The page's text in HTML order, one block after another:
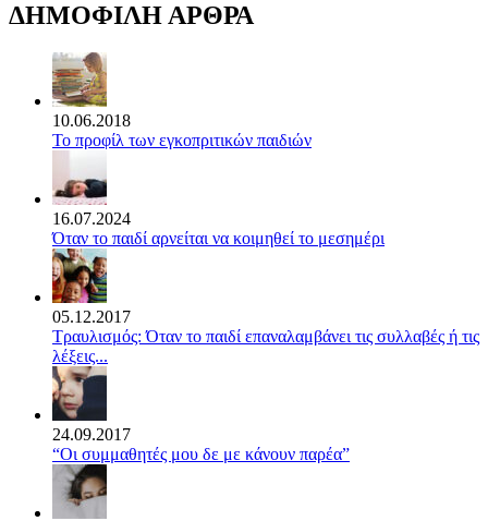
ΔΗΜΟΦΙΛΗ ΑΡΘΡΑ
10.06.2018
Το προφίλ των εγκοπριτικών παιδιών
16.07.2024
Όταν το παιδί αρνείται να κοιμηθεί το μεσημέρι
05.12.2017
Τραυλισμός: Όταν το παιδί επαναλαμβάνει τις συλλαβές ή τις
λέξεις...
24.09.2017
“Οι συμμαθητές μου δε με κάνουν παρέα”